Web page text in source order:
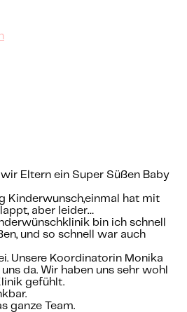
Eltern ein Super Süßen Baby
Kinderwunsch,einmal hat mit
aber leider…
bin ich schnell
und so schnell war auch
Unsere Koordinatorin Monika
da. Wir haben uns sehr wohl
gefühlt.
ganze Team.